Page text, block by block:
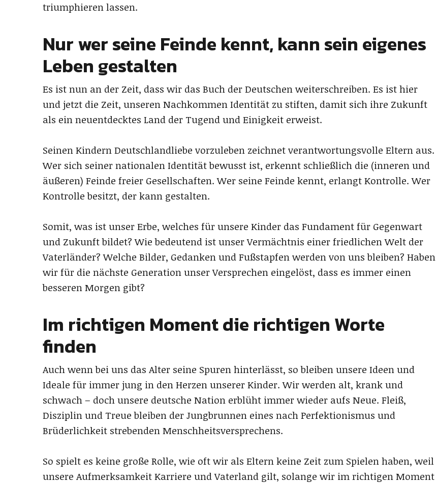
triumphieren lassen.
Nur wer seine Feinde kennt, kann sein eigenes
Leben gestalten
Es ist nun an der Zeit, dass wir das Buch der Deutschen weiterschreiben. Es ist hier
und jetzt die Zeit, unseren Nachkommen Identität zu stiften, damit sich ihre Zukunft
als ein neuentdecktes Land der Tugend und Einigkeit erweist.
Seinen Kindern Deutschlandliebe vorzuleben zeichnet verantwortungsvolle Eltern aus.
Wer sich seiner nationalen Identität bewusst ist, erkennt schließlich die (inneren und
äußeren) Feinde freier Gesellschaften. Wer seine Feinde kennt, erlangt Kontrolle. Wer
Kontrolle besitzt, der kann gestalten.
Somit, was ist unser Erbe, welches für unsere Kinder das Fundament für Gegenwart
und Zukunft bildet? Wie bedeutend ist unser Vermächtnis einer friedlichen Welt der
Vaterländer? Welche Bilder, Gedanken und Fußstapfen werden von uns bleiben? Haben
wir für die nächste Generation unser Versprechen eingelöst, dass es immer einen
besseren Morgen gibt?
Im richtigen Moment die richtigen Worte
finden
Auch wenn bei uns das Alter seine Spuren hinterlässt, so bleiben unsere Ideen und
Ideale für immer jung in den Herzen unserer Kinder. Wir werden alt, krank und
schwach – doch unsere deutsche Nation erblüht immer wieder aufs Neue. Fleiß,
Disziplin und Treue bleiben der Jungbrunnen eines nach Perfektionismus und
Brüderlichkeit strebenden Menschheitsversprechens.
So spielt es keine große Rolle, wie oft wir als Eltern keine Zeit zum Spielen haben, weil
unsere Aufmerksamkeit Karriere und Vaterland gilt, solange wir im richtigen Moment